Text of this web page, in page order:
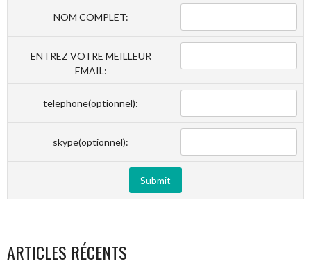
NOM COMPLET:
ENTREZ VOTRE MEILLEUR
EMAIL:
telephone(optionnel):
skype(optionnel):
ARTICLES RÉCENTS